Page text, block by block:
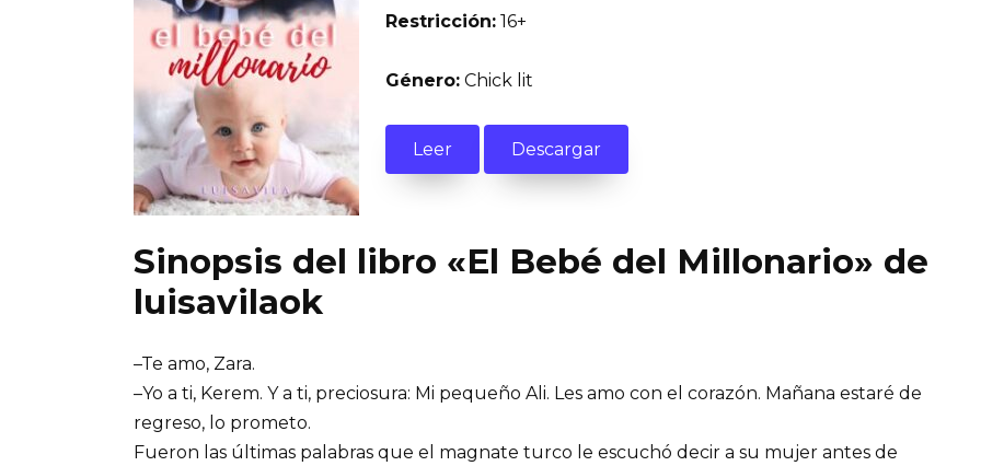
Restricción: 16+
Género: Chick lit
Leer Descargar
Sinopsis del libro «El Bebé del Millonario» de
luisavilaok
–Te amo, Zara.
–Yo a ti, Kerem. Y a ti, preciosura: Mi pequeño Ali. Les amo con el corazón. Mañana estaré de
regreso, lo prometo.
Fueron las últimas palabras que el magnate turco le escuchó decir a su mujer antes de